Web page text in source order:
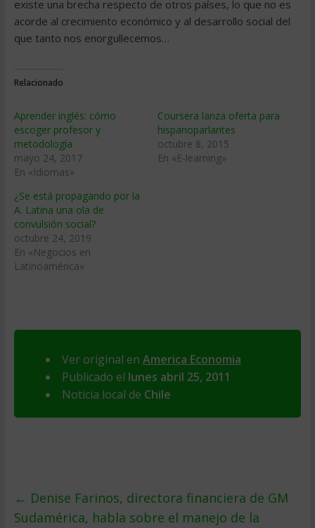
existe una brecha respecto de otros países, lo que no es
acorde al crecimiento económico y al desarrollo social del
que tanto nos enorgullecemos…
Relacionado
Aprender inglés: cómo
escoger profesor y
metodología
mayo 24, 2017
En «Idiomas»
Coursera lanza oferta para
hispanoparlantes
octubre 8, 2015
En «E-learning»
¿Se está propagando por la
A. Latina una ola de
convulsión social?
octubre 24, 2019
En «Negocios en
Latinoamérica»
Ver original en America Economia
Publicado el lunes abril 25, 2011
Noticia local de Chile
← Denise Farinos, directora financiera de GM
Sudamérica, habla sobre el manejo de la